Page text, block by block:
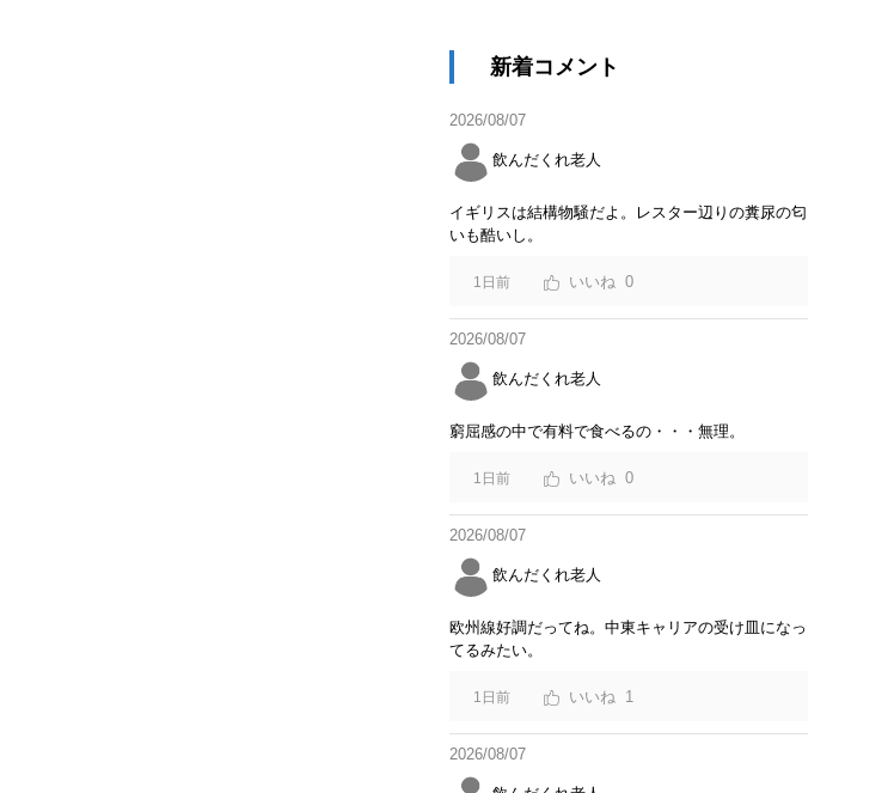
新着コメント
2026/08/07
飲んだくれ老人
イギリスは結構物騒だよ。レスター辺りの糞尿の匂
いも酷いし。
1日前 0
2026/08/07
飲んだくれ老人
窮屈感の中で有料で食べるの・・・無理。
1日前 0
2026/08/07
飲んだくれ老人
欧州線好調だってね。中東キャリアの受け皿になっ
てるみたい。
1日前 1
2026/08/07